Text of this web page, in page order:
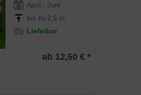
April - Juni
bis zu 2,5 m
Lieferbar
ab 12,50 € *